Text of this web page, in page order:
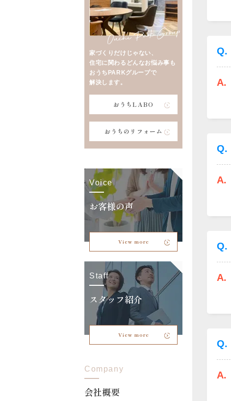
Q.
A.
Q.
A.
Q.
A.
Q.
A.
家づくりだけじゃない、
住宅に関わるどんなお悩み事も
おうちPARKグループで
解決します。
おうちLABO
おうちのリフォーム
Voice
お客様の声
View more
Staff
スタッフ紹介
View more
Company
会社概要